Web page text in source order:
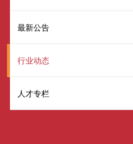
最新公告
行业动态
人才专栏